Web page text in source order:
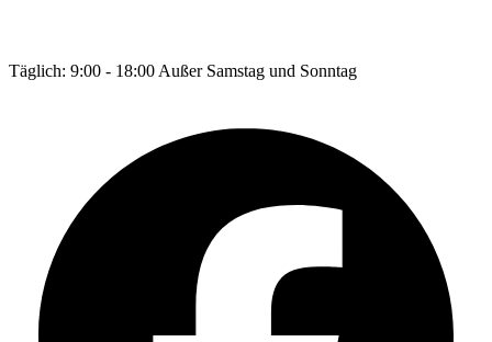
Täglich: 9:00 - 18:00 Außer Samstag und Sonntag